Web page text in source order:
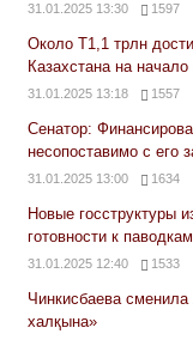
31.01.2025 13:30 1597
Около Т1,1 трлн
Казахстана на начало
31.01.2025 13:18 1557
Сенатор:
несопоставимо с его
31.01.2025 13:00 1634
Новые госструктуры
готовности к
31.01.2025 12:40 1533
Чинкисбаева
халқына»